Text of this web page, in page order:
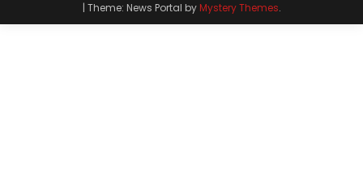
| Theme: News Portal byMystery Themes.